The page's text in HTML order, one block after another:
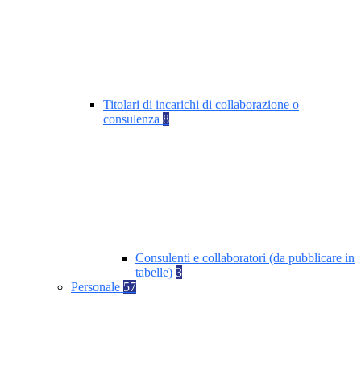
Titolari di incarichi di collaborazione o
consulenza 8
Consulenti e collaboratori (da pubblicare in
tabelle) 3
Personale 57